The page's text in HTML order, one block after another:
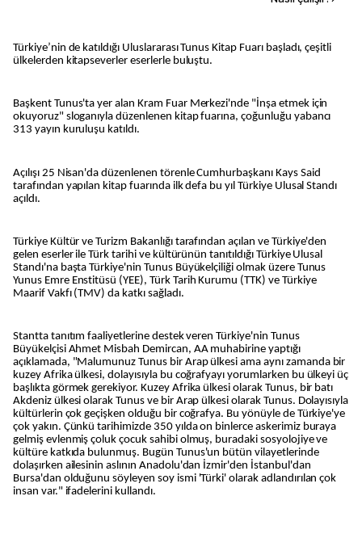
Türkiye’nin de katıldığı Uluslararası Tunus Kitap Fuarı başladı, çeşitli
ülkelerden kitapseverler eserlerle buluştu.
Başkent Tunus'ta yer alan Kram Fuar Merkezi'nde "İnşa etmek için
okuyoruz" sloganıyla düzenlenen kitap fuarına, çoğunluğu yabancı
313 yayın kuruluşu katıldı.
Açılışı 25 Nisan'da düzenlenen törenle Cumhurbaşkanı Kays Said
tarafından yapılan kitap fuarında ilk defa bu yıl Türkiye Ulusal Standı
açıldı.
Türkiye Kültür ve Turizm Bakanlığı tarafından açılan ve Türkiye'den
gelen eserler ile Türk tarihi ve kültürünün tanıtıldığı Türkiye Ulusal
Standı'na başta Türkiye'nin Tunus Büyükelçiliği olmak üzere Tunus
Yunus Emre Enstitüsü (YEE), Türk Tarih Kurumu (TTK) ve Türkiye
Maarif Vakfı (TMV) da katkı sağladı.
Stantta tanıtım faaliyetlerine destek veren Türkiye'nin Tunus
Büyükelçisi Ahmet Misbah Demircan, AA muhabirine yaptığı
açıklamada, "Malumunuz Tunus bir Arap ülkesi ama aynı zamanda bir
kuzey Afrika ülkesi, dolayısıyla bu coğrafyayı yorumlarken bu ülkeyi üç
başlıkta görmek gerekiyor. Kuzey Afrika ülkesi olarak Tunus, bir batı
Akdeniz ülkesi olarak Tunus ve bir Arap ülkesi olarak Tunus. Dolayısıyla
kültürlerin çok geçişken olduğu bir coğrafya. Bu yönüyle de Türkiye'ye
çok yakın. Çünkü tarihimizde 350 yılda on binlerce askerimiz buraya
gelmiş evlenmiş çoluk çocuk sahibi olmuş, buradaki sosyolojiye ve
kültüre katkıda bulunmuş. Bugün Tunus'un bütün vilayetlerinde
dolaşırken ailesinin aslının Anadolu'dan İzmir'den İstanbul'dan
Bursa'dan olduğunu söyleyen soy ismi 'Türki' olarak adlandırılan çok
insan var." ifadelerini kullandı.